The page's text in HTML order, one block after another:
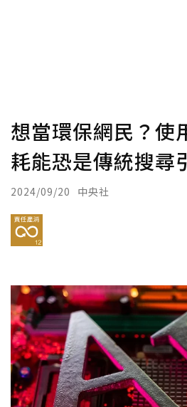
想當環保網民？使
耗能恐是傳統搜尋
2024/09/20 中央社